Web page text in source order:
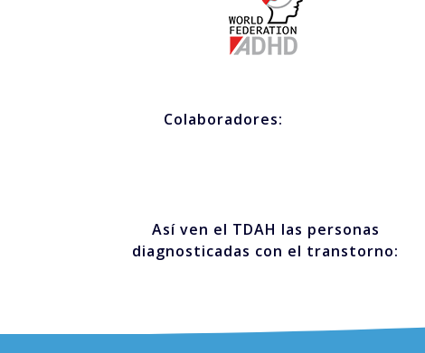
Colaboradores:
Así ven el TDAH las personas
diagnosticadas con el transtorno: